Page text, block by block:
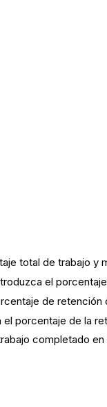
total de trabajo y
el
de retención
el porcentaje de la
completado